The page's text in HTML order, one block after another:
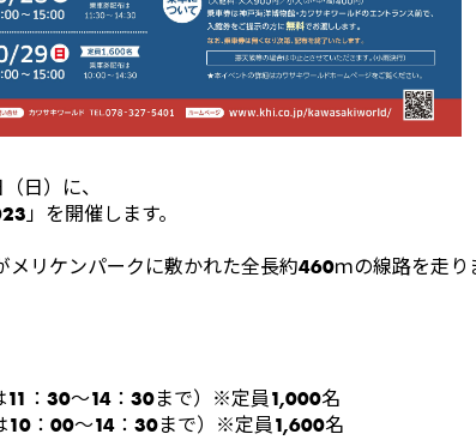
日）に、
」を開催します。
リケンパークに敷かれた全長約460ｍの線路を走り
：30～14：30まで）※定員1,000名
10：00～14：30まで）※定員1,600名